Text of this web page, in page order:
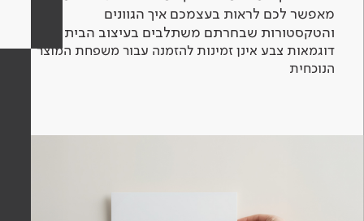
מאפשר לכם לראות בעצמכם איך הגוונים
והטקסטורות שבחרתם משתלבים בעיצוב הבית.
דוגמאות צבע אינן זמינות להזמנה עבור משפחת המוצר
הנוכחית